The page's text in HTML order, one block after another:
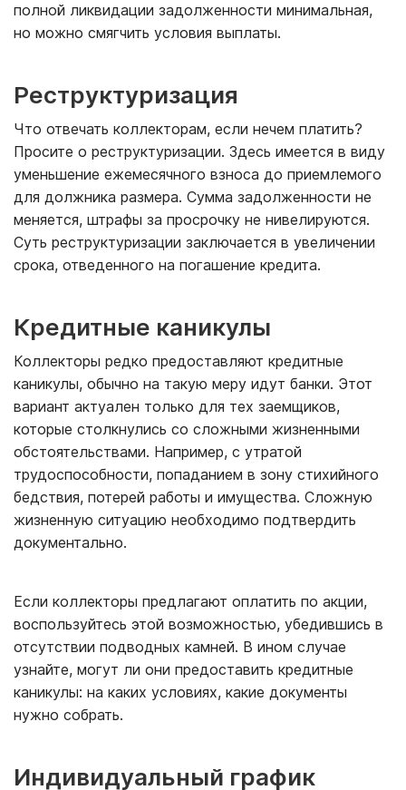
полной ликвидации задолженности минимальная,
но можно смягчить условия выплаты.
Реструктуризация
Что отвечать коллекторам, если нечем платить?
Просите о реструктуризации. Здесь имеется в виду
уменьшение ежемесячного взноса до приемлемого
для должника размера. Сумма задолженности не
меняется, штрафы за просрочку не нивелируются.
Суть реструктуризации заключается в увеличении
срока, отведенного на погашение кредита.
Кредитные каникулы
Коллекторы редко предоставляют кредитные
каникулы, обычно на такую меру идут банки. Этот
вариант актуален только для тех заемщиков,
которые столкнулись со сложными жизненными
обстоятельствами. Например, с утратой
трудоспособности, попаданием в зону стихийного
бедствия, потерей работы и имущества. Сложную
жизненную ситуацию необходимо подтвердить
документально.
Если коллекторы предлагают оплатить по акции,
воспользуйтесь этой возможностью, убедившись в
отсутствии подводных камней. В ином случае
узнайте, могут ли они предоставить кредитные
каникулы: на каких условиях, какие документы
нужно собрать.
Индивидуальный график